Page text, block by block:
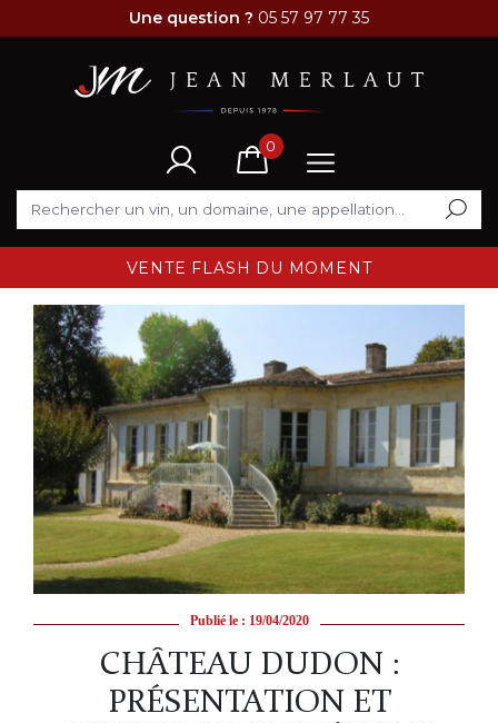
Une question ? 05 57 97 77 35
0
VENTE FLASH DU MOMENT
Publié le : 19/04/2020
CHÂTEAU DUDON :
PRÉSENTATION ET